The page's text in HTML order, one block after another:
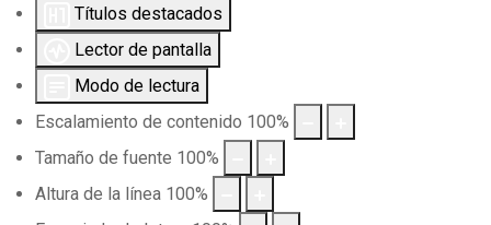
Títulos destacados
Lector de pantalla
Modo de lectura
Escalamiento de contenido 100%
Tamaño de fuente 100%
Altura de la línea 100%